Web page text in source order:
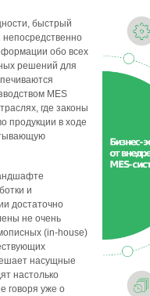
быстрый
непосредственно
обо всех
решений для
MES
где законы
продукции в ходе
и
достаточно
не очень
(in-house)
насущные
настолько
говоря уже о